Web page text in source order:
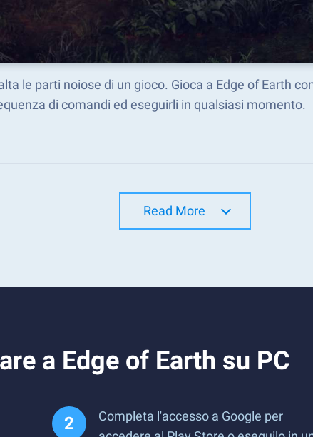
le parti noiose di un gioco. Gioca a Edge of Earth
di comandi ed eseguirli in qualsiasi momento.
Read More
a Edge of Earth su PC
Completa l'accesso a Google per